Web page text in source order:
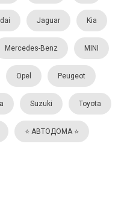
Jaguar Kia
Mercedes-Benz MINI
Opel Peugeot
Suzuki Toyota
⭐️ АВТОДОМА ⭐️